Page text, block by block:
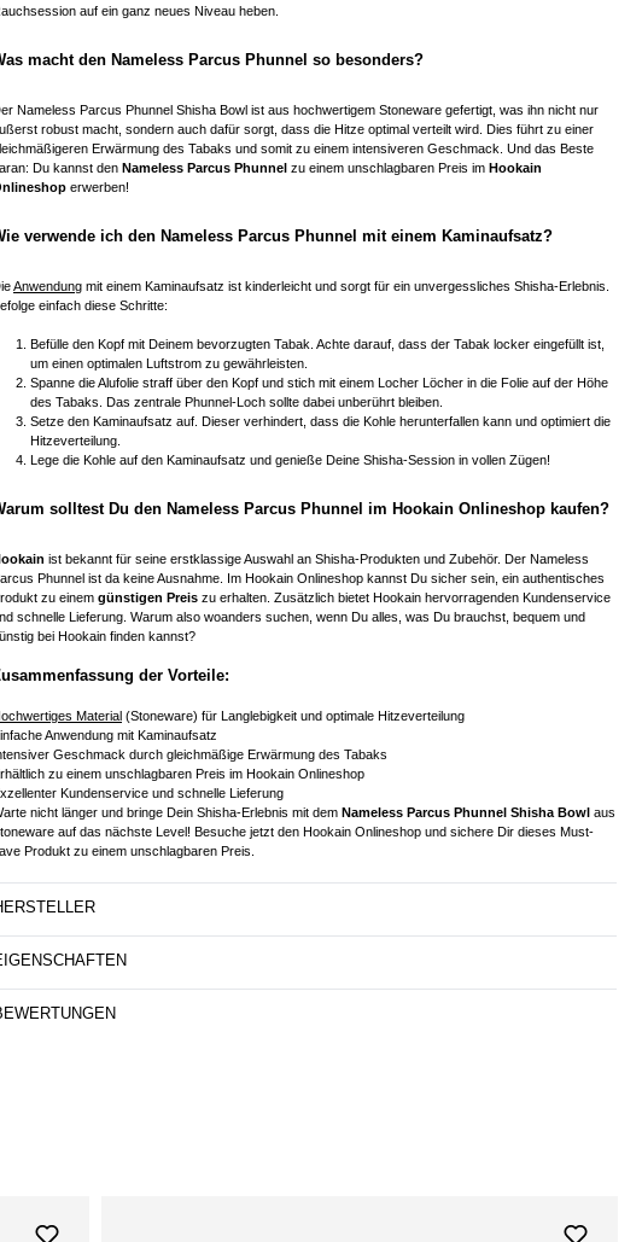
auf ein ganz neues Niveau heben.
macht den Nameless Parcus Phunnel so besonders?
Nameless Parcus Phunnel Shisha Bowl ist aus hochwertigem Stoneware gefertigt, was ihn nicht nur
robust macht, sondern auch dafür sorgt, dass die Hitze optimal verteilt wird. Dies führt zu einer
Erwärmung des Tabaks und somit zu einem intensiveren Geschmack. Und das Beste
Du kannst den Nameless Parcus Phunnel zu einem unschlagbaren Preis im Hookain
erwerben!
verwende ich den Nameless Parcus Phunnel mit einem Kaminaufsatz?
Anwendung mit einem Kaminaufsatz ist kinderleicht und sorgt für ein unvergessliches Shisha-Erlebnis.
einfach diese Schritte:
Befülle den Kopf mit Deinem bevorzugten Tabak. Achte darauf, dass der Tabak locker eingefüllt ist,
um einen optimalen Luftstrom zu gewährleisten.
Spanne die Alufolie straff über den Kopf und stich mit einem Locher Löcher in die Folie auf der Höhe
des Tabaks. Das zentrale Phunnel-Loch sollte dabei unberührt bleiben.
Setze den Kaminaufsatz auf. Dieser verhindert, dass die Kohle herunterfallen kann und optimiert die
Hitzeverteilung.
Lege die Kohle auf den Kaminaufsatz und genieße Deine Shisha-Session in vollen Zügen!
solltest Du den Nameless Parcus Phunnel im Hookain Onlineshop kaufen?
ist bekannt für seine erstklassige Auswahl an Shisha-Produkten und Zubehör. Der Nameless
Phunnel ist da keine Ausnahme. Im Hookain Onlineshop kannst Du sicher sein, ein authentisches
zu einem günstigen Preis zu erhalten. Zusätzlich bietet Hookain hervorragenden Kundenservice
schnelle Lieferung. Warum also woanders suchen, wenn Du alles, was Du brauchst, bequem und
bei Hookain finden kannst?
der Vorteile:
Material (Stoneware) für Langlebigkeit und optimale Hitzeverteilung
Anwendung mit Kaminaufsatz
Geschmack durch gleichmäßige Erwärmung des Tabaks
zu einem unschlagbaren Preis im Hookain Onlineshop
Kundenservice und schnelle Lieferung
nicht länger und bringe Dein Shisha-Erlebnis mit dem Nameless Parcus Phunnel Shisha Bowl aus
auf das nächste Level! Besuche jetzt den Hookain Onlineshop und sichere Dir dieses Must-
Produkt zu einem unschlagbaren Preis.